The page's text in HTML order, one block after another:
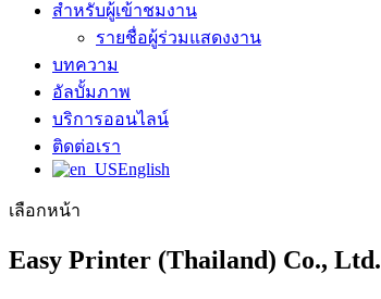
สำหรับผู้เข้าชมงาน
รายชื่อผู้ร่วมแสดงงาน
บทความ
อัลบั้มภาพ
บริการออนไลน์
ติดต่อเรา
English
เลือกหน้า
Easy Printer (Thailand) Co., Ltd.